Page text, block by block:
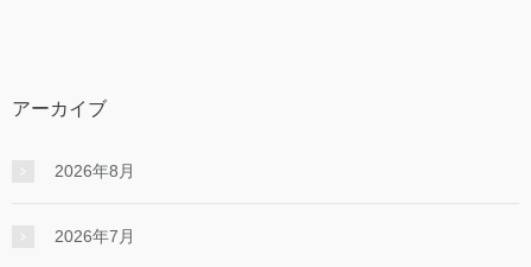
アーカイブ
2026年8月
2026年7月